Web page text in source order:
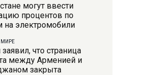
могут ввести
процентов по
на электромобили
МИРЕ
что страница
между Арменией и
закрыта